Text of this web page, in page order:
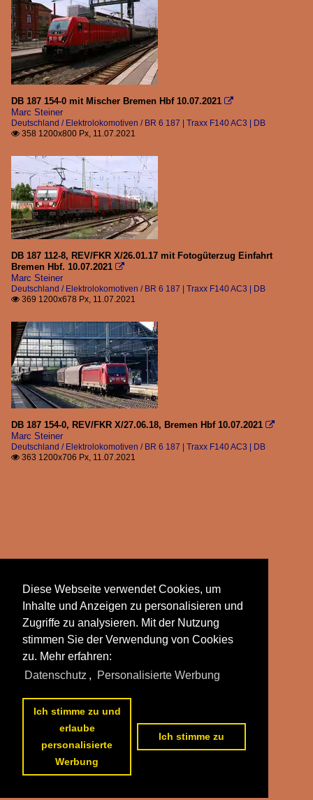
DB 187 154-0 mit Mischer Bremen Hbf 10.07.2021 
Marc Steiner
Deutschland / Elektrolokomotiven / BR 6 187 | Traxx F140 AC3 | DB
 358 1200x800 Px, 11.07.2021
DB 187 112-8, REV/FKR X/26.01.17 mit Fotogüterzug Einfahrt
Bremen Hbf. 10.07.2021 
Marc Steiner
Deutschland / Elektrolokomotiven / BR 6 187 | Traxx F140 AC3 | DB
 369 1200x678 Px, 11.07.2021
DB 187 154-0, REV/FKR X/27.06.18, Bremen Hbf 10.07.2021 
Marc Steiner
Deutschland / Elektrolokomotiven / BR 6 187 | Traxx F140 AC3 | DB
 363 1200x706 Px, 11.07.2021
Diese Webseite verwendet Cookies, um
Inhalte und Anzeigen zu personalisieren und
Zugriffe zu analysieren. Mit der Nutzung
stimmen Sie der Verwendung von Cookies
zu. Mehr erfahren:
Datenschutz , Personalisierte Werbung
Ich stimme zu und
erlaube
personalisierte
Werbung
Ich stimme zu